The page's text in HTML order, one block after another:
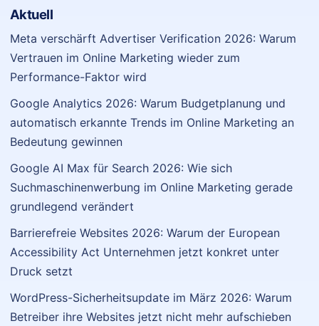
Aktuell
Meta verschärft Advertiser Verification 2026: Warum
Vertrauen im Online Marketing wieder zum
Performance-Faktor wird
Google Analytics 2026: Warum Budgetplanung und
automatisch erkannte Trends im Online Marketing an
Bedeutung gewinnen
Google AI Max für Search 2026: Wie sich
Suchmaschinenwerbung im Online Marketing gerade
grundlegend verändert
Barrierefreie Websites 2026: Warum der European
Accessibility Act Unternehmen jetzt konkret unter
Druck setzt
WordPress-Sicherheitsupdate im März 2026: Warum
Betreiber ihre Websites jetzt nicht mehr aufschieben